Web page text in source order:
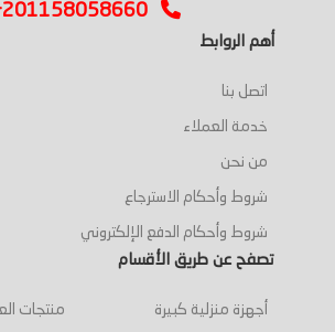
أهم الروابط
اتصل بنا
خدمة العملاء
من نحن
شروط وأحكام الاسترجاع
شروط وأحكام الدفع الإلكتروني
تصفح عن طريق الأقسام
أجهزة منزلية كبيرة منتجات